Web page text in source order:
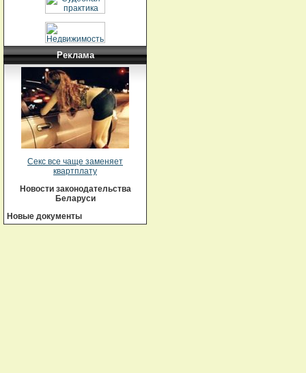
Реклама
Секс все чаще заменяет
квартплату
Новости законодательства
Беларуси
Новые документы